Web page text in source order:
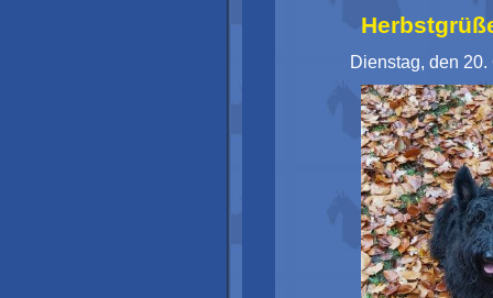
Dienstag, den 20.